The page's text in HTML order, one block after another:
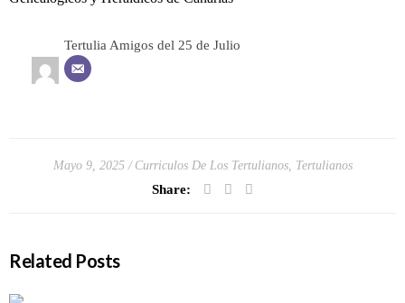
Tertulia Amigos del 25 de Julio
Mayo 9, 2025 Curriculos De Los Tertulianos, Tertulianos
Share:
Related Posts